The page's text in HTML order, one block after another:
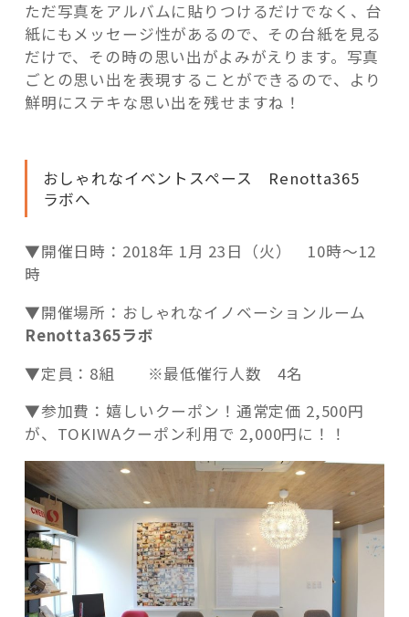
ただ写真をアルバムに貼りつけるだけでなく、台
紙にもメッセージ性があるので、その台紙を見る
だけで、その時の思い出がよみがえります。写真
ごとの思い出を表現することができるので、より
鮮明にステキな思い出を残せますね！
おしゃれなイベントスペース Renotta365
ラボへ
▼開催日時：2018年 1月 23日（火） 10時～12
時
▼開催場所：おしゃれなイノベーションルーム
Renotta365ラボ
▼定員：8組 ※最低催行人数 4名
▼参加費：嬉しいクーポン！通常定価 2,500円
が、TOKIWAクーポン利用で 2,000円に！！